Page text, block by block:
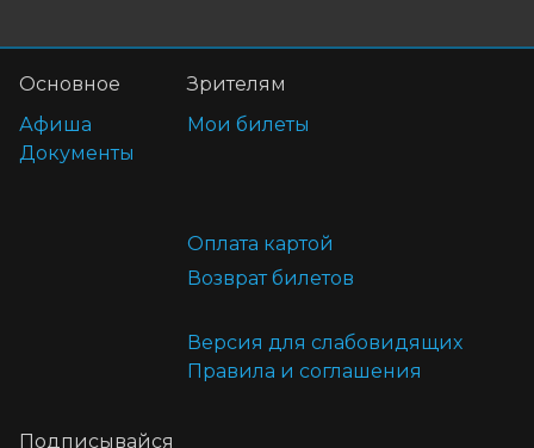
Основное
Афиша
Документы
Зрителям
Мои билеты
Оплата картой
Возврат билетов
Версия для слабовидящих
Правила и соглашения
Подписывайся